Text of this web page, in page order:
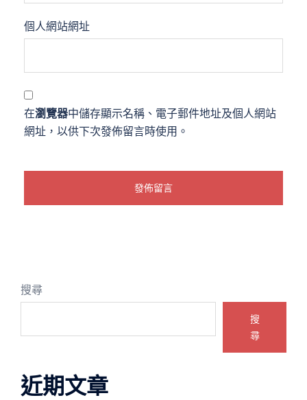
個人網站網址
在瀏覽器中儲存顯示名稱、電子郵件地址及個人網站
網址，以供下次發佈留言時使用。
搜尋
搜
尋
近期文章